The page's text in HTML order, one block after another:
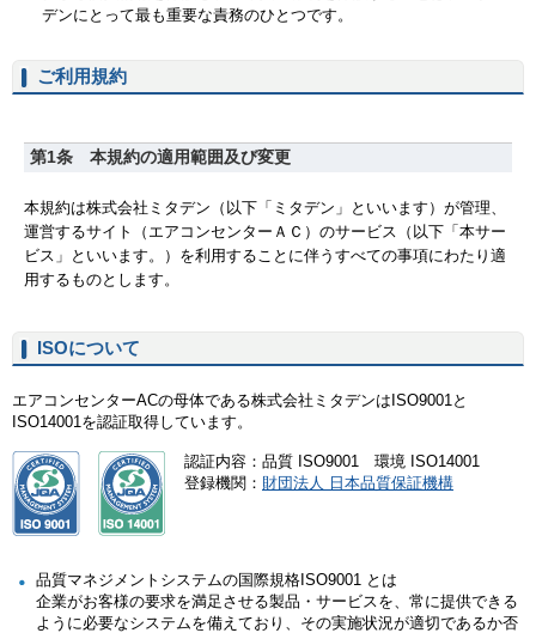
ご利用規約
ISOについて
エアコンセンターACの母体である株式会社ミタデンはISO9001と
ISO14001を認証取得しています。
認証内容：品質 ISO9001 環境 ISO14001
登録機関： 財団法人 日本品質保証機構
品質マネジメントシステムの国際規格ISO9001 とは
企業がお客様の要求を満足させる製品・サービスを、常に提供できる
ように必要なシステムを備えており、その実施状況が適切であるか否